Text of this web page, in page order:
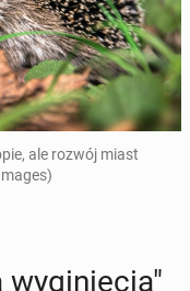
ale rozwój miast
wy­gi­nię­cia"